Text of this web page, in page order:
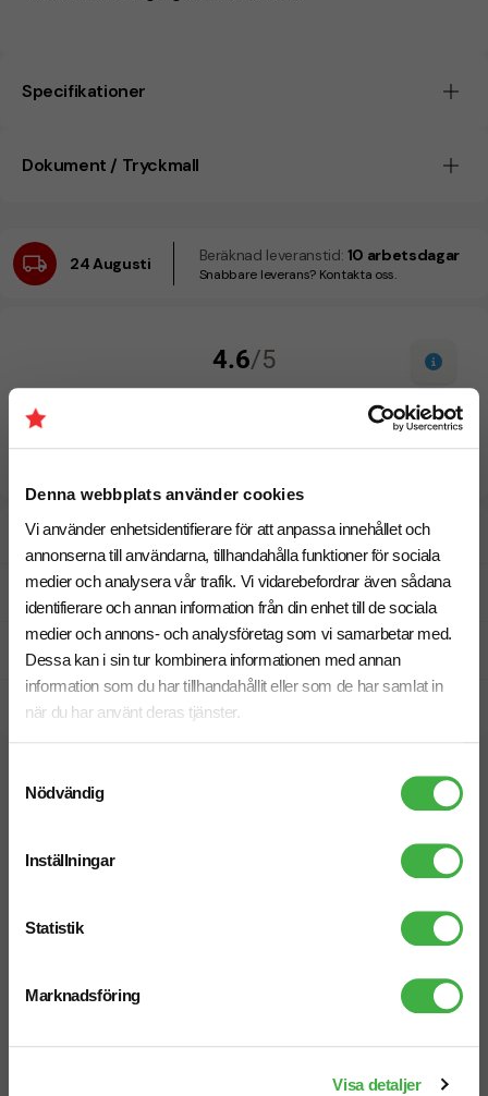
Denna webbplats använder cookies
Vi använder enhetsidentifierare för att anpassa innehållet och
annonserna till användarna, tillhandahålla funktioner för sociala
medier och analysera vår trafik. Vi vidarebefordrar även sådana
identifierare och annan information från din enhet till de sociala
medier och annons- och analysföretag som vi samarbetar med.
Dessa kan i sin tur kombinera informationen med annan
information som du har tillhandahållit eller som de har samlat in
när du har använt deras tjänster.
Nödvändig
Inställningar
Statistik
Marknadsföring
Visa detaljer
Specifikationer
Dokument / Tryckmall
24 Augusti Beräknad leveranstid: 10 arbetsdagar
Snabbare leverans? Kontakta oss.
Designskiss inom 1 h
Fri offert
Prisgaranti
Snabb leverans
Vi hjälper dig gärna!